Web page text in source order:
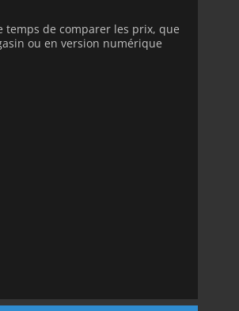
temps de comparer les prix, que
ou en version numérique